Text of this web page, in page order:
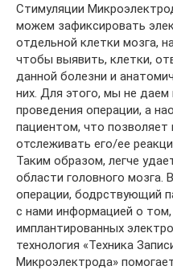
Стимуляции
можем зафиксировать
отдельной клетки мозга,
чтобы выявить, клетки,
данной болезни и
них. Для этого, мы не даем
проведения операции, а
пациентом, что
отслеживать его/ее
Таким образом, легче
области головного мозга.
операции, бодрствующий
с нами информацией о
имплантированных
технология «Техника
Микроэлектрода»